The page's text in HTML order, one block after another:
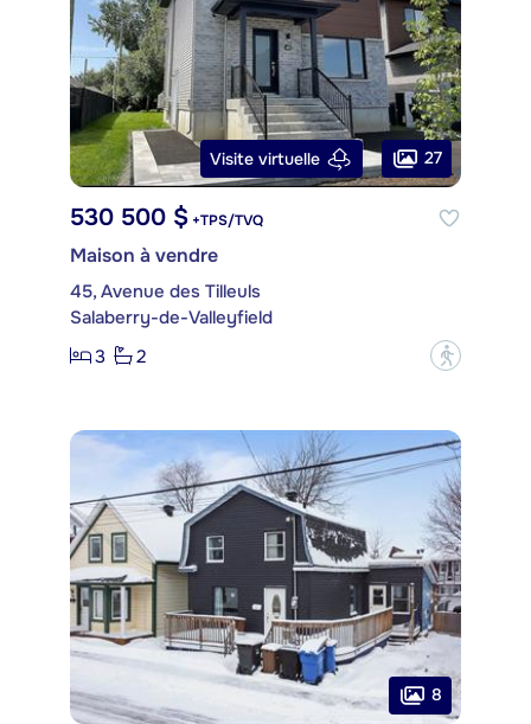
Visite virtuelle 27
530 500 $ +TPS/TVQ
Maison à vendre
45, Avenue des Tilleuls
Salaberry-de-Valleyfield
3
2 ?
8